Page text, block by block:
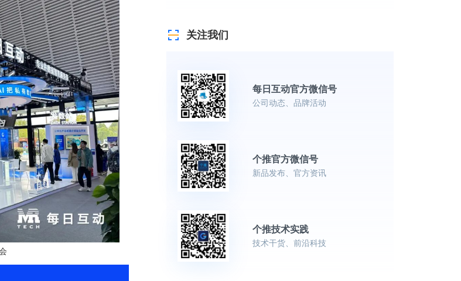
关注我们
每日互动官方微信号
公司动态、品牌活动
个推官方微信号
新品发布、官方资讯
个推技术实践
技术干货、前沿科技